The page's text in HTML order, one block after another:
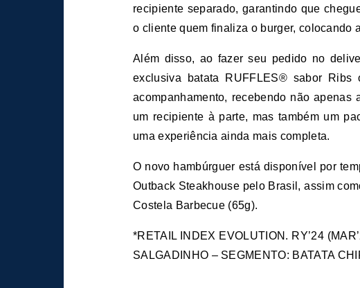
recipiente separado, garantindo que
o cliente quem finaliza o burger, colocando
Além disso, ao fazer seu pedido no
exclusiva batata RUFFLES® sabor
acompanhamento, recebendo não
um recipiente à parte, mas também um
uma experiência ainda mais completa.
O novo hambúrguer está disponível por
Outback Steakhouse pelo Brasil, assim
Costela Barbecue (65g).
*RETAIL INDEX EVOLUTION. RY’24
SALGADINHO – SEGMENTO: BATATA